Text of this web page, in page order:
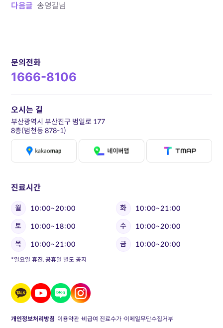
다음글 송영길님
문의전화
1666-8106
진료시간
월 10:00~20:00 화
10:00~21:00
토
10:00~18:00 수
10:00~20:00
목
10:00~21:00 금 10:00~20:00
*일요일 휴진, 공휴일 별도 공지
오시는 길
부산광역시 부산진구 범일로 177
8층(범천동 878-1)
개인정보처리방침 이용약관 비급여 진료수가 이메일무단수집거부